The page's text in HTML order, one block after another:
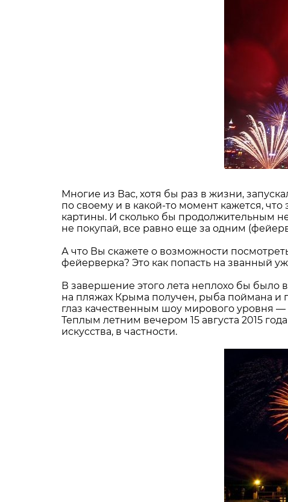
Многие из Вас, хотя бы раз в жизни,
по своему и в какой-то момент кажется,
картины. И сколько бы продолжительным
не покупай, все равно еще за одним
А что Вы скажете о возможности
фейерверка? Это как попасть на званный
В завершение этого лета неплохо бы было
на пляжах Крыма получен, рыба поймана и
глаз качественным шоу мирового уровня
Теплым летним вечером 15 августа 2015
искусства, в частности.